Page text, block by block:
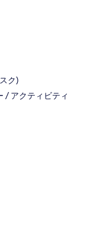
ク)
/ アクティビティ